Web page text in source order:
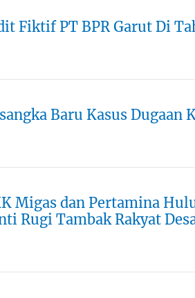
Fiktif PT BPR Garut Di
Baru Kasus Dugaan
Migas dan Pertamina
Rugi Tambak Rakyat